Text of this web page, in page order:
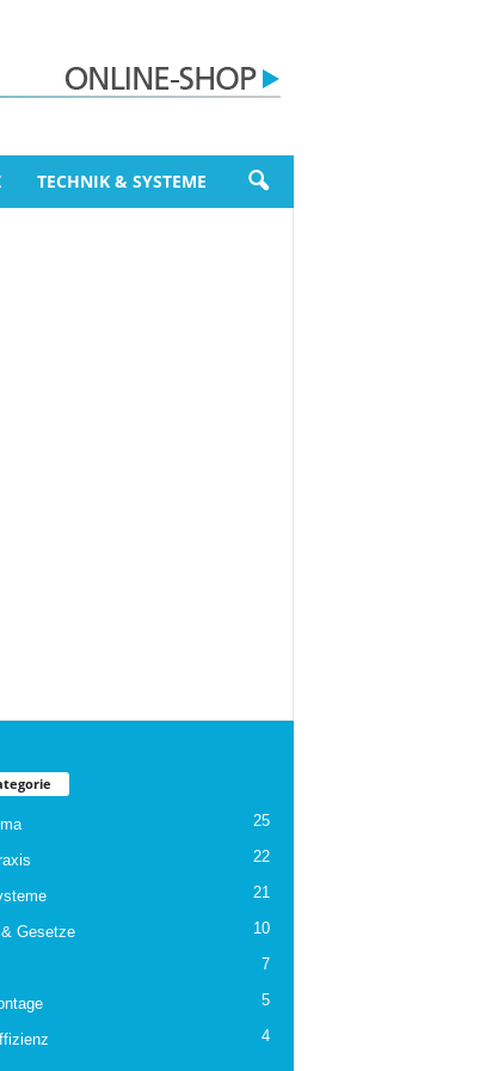
TECHNIK & SYSTEME
25
22
21
Gesetze 10
7
5
4